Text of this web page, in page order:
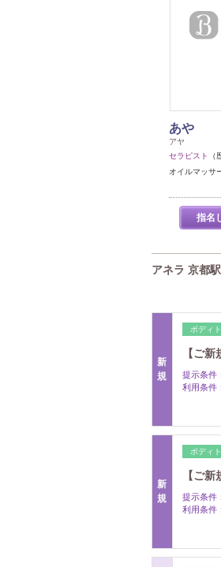
あや
アヤ
セラピスト
（
オイルマッサ
指名
アネラ 京都
新
規
ボディ
【ご
提示条件：
利用条件：
新
規
ボディ
【ご
提示条件：
利用条件：